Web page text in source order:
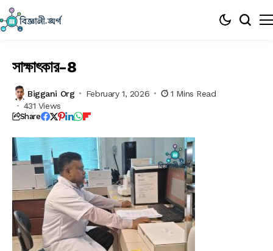
সাক্ষাৎকার-8
Biggani Org February 1, 2026
1 Mins Read
431 Views
Share